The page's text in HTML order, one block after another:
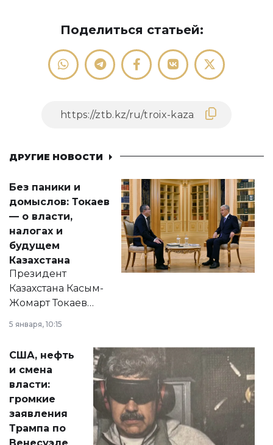
Поделиться статьей:
ДРУГИЕ НОВОСТИ
Без паники и
домыслов: Токаев
— о власти,
налогах и
будущем
Казахстана
Президент
Казахстана Касым-
Жомарт Токаев
сразу несколько
актуальных тем —
от слухов о
политических
реформах до
вопросов армии,
экономики и
личного здоровья.
5 января, 10:15
США, нефть
и смена
власти:
громкие
заявления
Трампа по